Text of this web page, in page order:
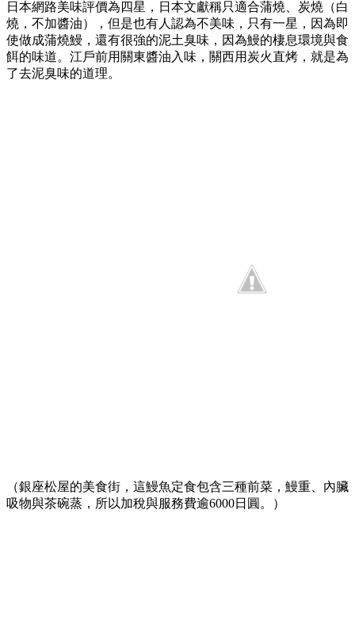
日本網路美味評價為四星，日本文獻稱只適合蒲燒、炭燒（白
燒，不加醬油），但是也有人認為不美味，只有一星，因為即
使做成蒲燒鰻，還有很強的泥土臭味，因為鰻的棲息環境與食
餌的味道。江戶前用關東醬油入味，關西用炭火直烤，就是為
了去泥臭味的道理。
（銀座松屋的美食街，這鰻魚定食包含三種前菜，鰻重、內臟
吸物與茶碗蒸，所以加稅與服務費逾6000日圓。）